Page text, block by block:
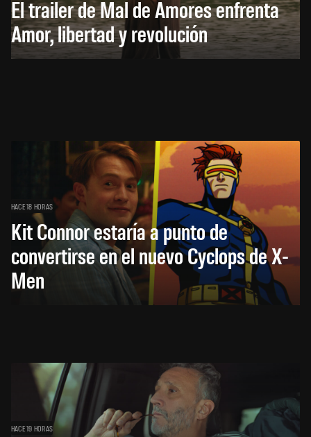
El trailer de Mal de Amores enfrenta
Amor, libertad y revolución
HACE 18 HORAS
Kit Connor estaría a punto de
convertirse en el nuevo Cyclops de X-
Men
HACE 19 HORAS